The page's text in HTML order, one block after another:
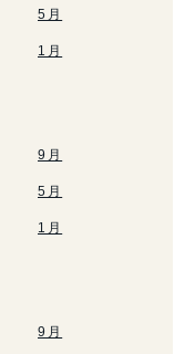
5月
1月
9月
5月
1月
9月